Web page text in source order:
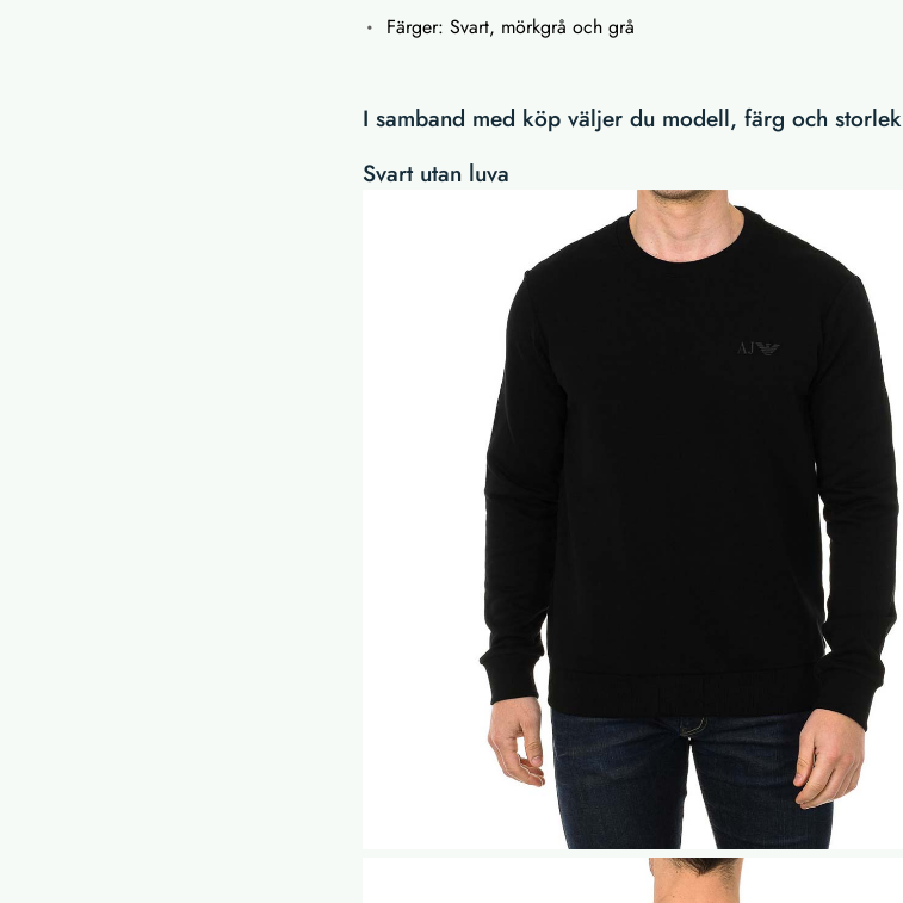
Färger: Svart, mörkgrå och grå
I samband med köp väljer du modell, färg och storlek
Svart utan luva